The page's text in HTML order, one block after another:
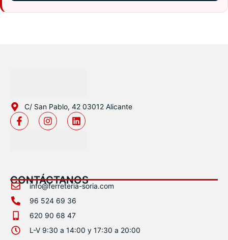
C/ San Pablo, 42 03012 Alicante
CONTÁCTANOS
info@ferreteria-soria.com
96 524 69 36
620 90 68 47
L-V 9:30 a 14:00 y 17:30 a 20:00